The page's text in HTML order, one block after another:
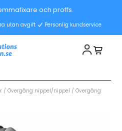
och proffs.
utan avgift Personlig kundservice
/ Övergång nippel/nippel / Övergång